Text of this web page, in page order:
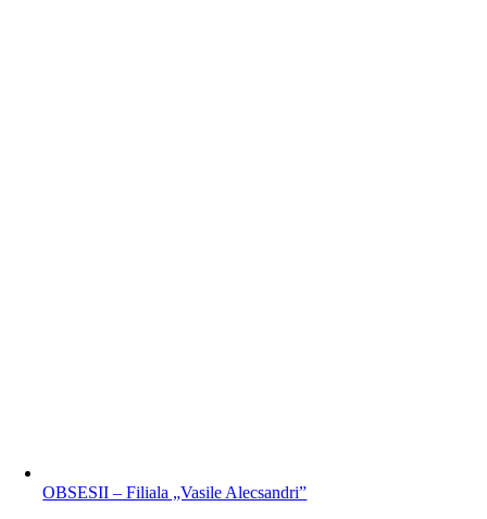
OBSESII – Filiala „Vasile Alecsandri”